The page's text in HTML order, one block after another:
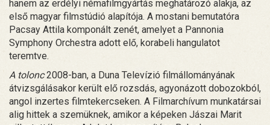
hanem az erdélyi némafilmgyártás meghatározó alakja, az
első magyar filmstúdió alapítója. A mostani bemutatóra
Pacsay Attila komponált zenét, amelyet a Pannonia
Symphony Orchestra adott elő, korabeli hangulatot
teremtve.
A tolonc2008-ban, a Duna Televízió filmállományának
átvizsgálásakor került elő rozsdás, agyonázott dobozokból,
angol inzertes filmtekercseken. A Filmarchívum munkatársai
alig hittek a szemüknek, amikor a képeken Jászai Marit